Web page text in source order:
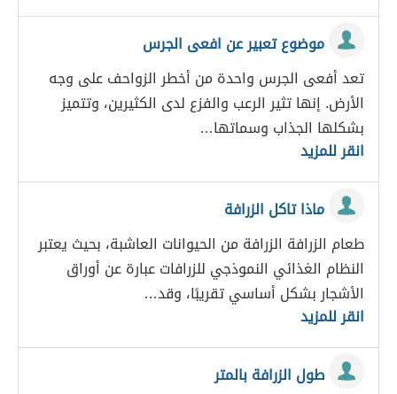
موضوع تعبير عن افعى الجرس
تعد أفعى الجرس واحدة من أخطر الزواحف على وجه
الأرض. إنها تثير الرعب والفزع لدى الكثيرين، وتتميز
بشكلها الجذاب وسماتها…
انقر للمزيد
ماذا تاكل الزرافة
طعام الزرافة الزرافة من الحيوانات العاشبة، بحيث يعتبر
النظام الغذائي النموذجي للزرافات عبارة عن أوراق
الأشجار بشكل أساسي تقريبًا، وقد…
انقر للمزيد
طول الزرافة بالمتر